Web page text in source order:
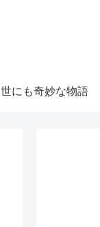
世にも奇妙な物語